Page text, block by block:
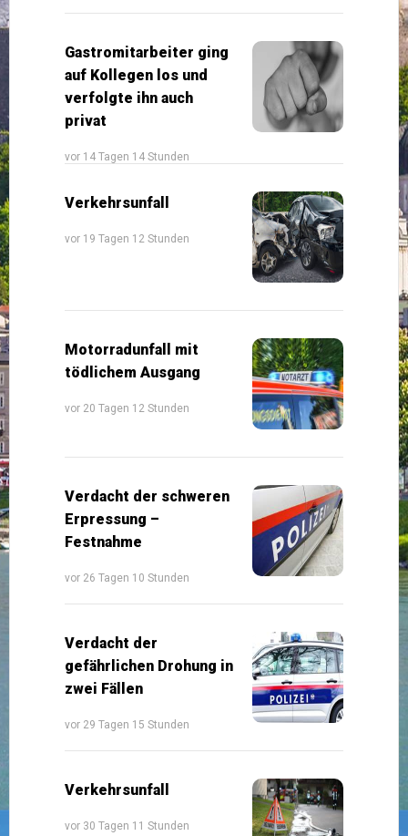
Gastromitarbeiter ging
auf Kollegen los und
verfolgte ihn auch
privat
vor 14 Tagen 14 Stunden
Verkehrsunfall
vor 19 Tagen 12 Stunden
Motorradunfall mit
tödlichem Ausgang
vor 20 Tagen 12 Stunden
Verdacht der schweren
Erpressung –
Festnahme
vor 26 Tagen 10 Stunden
Verdacht der
gefährlichen Drohung in
zwei Fällen
vor 29 Tagen 15 Stunden
Verkehrsunfall
vor 30 Tagen 11 Stunden